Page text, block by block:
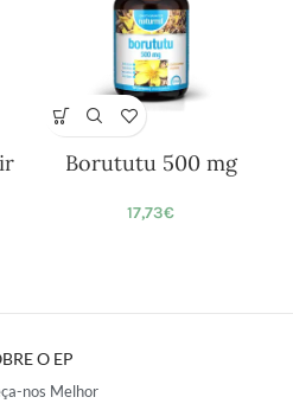
Borututu 500 mg
17,73€
O EP
nos Melhor